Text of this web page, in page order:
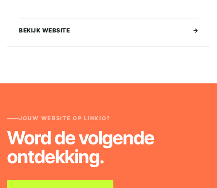
BEKIJK WEBSITE →
JOUW WEBSITE OP LINKIO?
Word de volgende
ontdekking.